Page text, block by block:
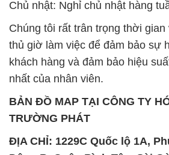
Chủ nhật: Nghỉ chủ nhật hàng
Chúng tôi rất trân trọng thời gian
thủ giờ làm việc để đảm bảo sự
khách hàng và đảm bảo hiệu
nhất của nhân viên.
BẢN ĐỒ MAP TẠI CÔNG TY
TRƯỜNG PHÁT
ĐỊA CHỈ: 1229C Quốc lộ 1A,